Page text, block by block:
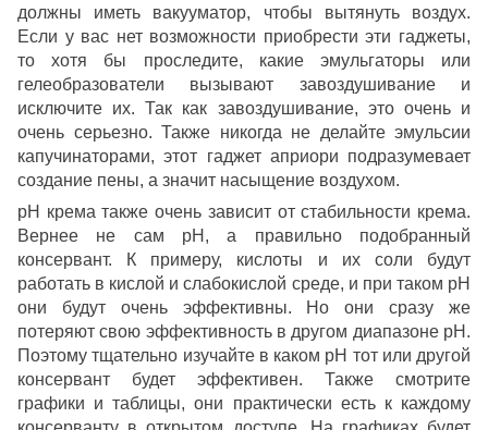
должны иметь вакууматор, чтобы вытянуть воздух.
Если у вас нет возможности приобрести эти гаджеты,
то хотя бы проследите, какие эмульгаторы или
гелеобразователи вызывают завоздушивание и
исключите их. Так как завоздушивание, это очень и
очень серьезно. Также никогда не делайте эмульсии
капучинаторами, этот гаджет априори подразумевает
создание пены, а значит насыщение воздухом.
рН крема также очень зависит от стабильности крема.
Вернее не сам рН, а правильно подобранный
консервант. К примеру, кислоты и их соли будут
работать в кислой и слабокислой среде, и при таком рН
они будут очень эффективны. Но они сразу же
потеряют свою эффективность в другом диапазоне рН.
Поэтому тщательно изучайте в каком рН тот или другой
консервант будет эффективен. Также смотрите
графики и таблицы, они практически есть к каждому